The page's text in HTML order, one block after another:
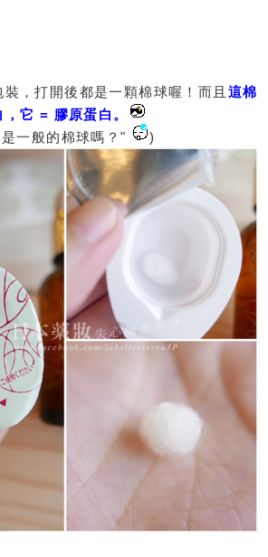
，打開後都是一顆棉球喔！而且 這棉
它 = 膠原蛋白。
一般的棉球嗎？"
)